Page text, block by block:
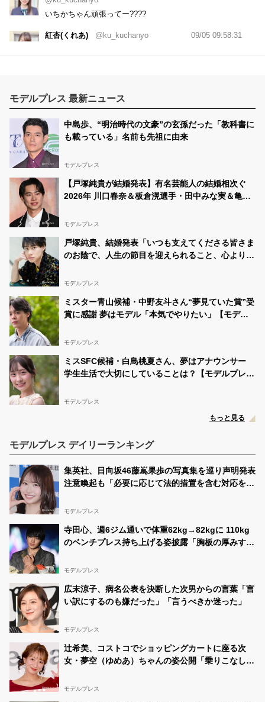
いちかちゃん頑張ってー????
紅杏(くれあ) @ku_kuchanyo
09/05 09:58:31
ナルラウンド】が始まります‼️1位のみがファイナリスト
ト…
紅杏(くれあ) @ku_kuchanyo
09/03 09:33:01
RT @fuunasan1 : ????このツイートをRT+一言添えて引
用RT???? してくださったら嬉しいです❣️ 下のURLから
☺︎プロフ閲覧(30分毎に可) ☺︎投票(1時間毎に可) が出来ま
すので応援よろしくお願いします????
日本A
#拡散希望
紅杏(くれあ)
@ku_kuchanyo
09/03 09:32:58
ふーなちゃん頑張って????
紅杏(くれあ) @ku_kuchanyo
09/01 12:04:47
RT
@moon_ppi
: 【このツイートのリツイー
ト????????????????】 SNS審査スタートしました‼️ 絶
対にファイナリストなります❕ 応援よろしくお願い致し
ます???? #JCミスコン
紅杏(くれあ)
@ku_kuchanyo
08/28 06:21:00
いぶきちゃん頑張って????
紅杏(くれあ)
@ku_kuchanyo
ゆめなちゃん頑張って????
紅杏(くれあ)
中一ミスコンの応援ありがとうございました✨結果は
LINELIVE3位 マイスタ2位でした… 皆さんに支えられて
最後まで頑張れました????‍♀️ 本当にありがとうございま
滋賀県… https://t.co/BtyBdXG2UO
紅杏(くれあ) @ku_kuchanyo
07/18 19:36:53
いよいよ最終枠です！ 20時10分スタート???? 20時54分
になったらコメント、ハートの連打、小口のアイテムス
トップさせてもらいます???? バグ防止の為協力お願いし
ます????
#くれあ #滋賀県 #中一ミスコン #最終
日…
https://t.co/bfLDkystWz
紅杏(くれあ) @ku_kuchanyo
07/18 17:44:57
2021くれコレ無事終わりました????テーマはショッピン
グ✨リゾート✨ユニバ✨ドレス✨ 早着替え楽しかっ
た????#中一ミスコン #中1ミスコン
す https://t.co/nQ9CBC1GFB
紅杏(くれあ)
午前中の配信でロールアイス成功しましたぁーっ！????
✨????✨ 次は14時からファッションショーしまーす♪来
てね???? #中一ミスコン #中1ミスコン #JCミスコン #
くれあ #滋賀県 #LINELIVE #マイスタ #固定ツイー
トRT
https://t.co/klfVVYuUmh
紅杏(くれあ)
モデルプレス 最新ニュース
中島歩、“明治時代の文豪”の玄孫だった「教科書に
も載っている」名前も先祖に由来
モデルプレス
【戸塚純貴が結婚発表】有名芸能人の結婚相次ぐ
2026年 川口春奈＆板倉滉選手・田中みな実＆亀梨
モデルプレス
戸塚純貴、結婚発表「いつも支えてくださる皆さま
のお陰で、人生の節目を迎えられること、心より感
モデルプレス
ミスター青山候補・中野友斗さん“夢見ていた賞”受
賞に感謝 夢はモデル「本気でやりたい」【モデル
モデルプレス
ミスSFC候補・白鳥桃夏さん、夢はアナウンサー
学生生活で大切にしていることは？【モデルプレス
モデルプレス
もっと見る
モデルプレス デイリーランキング
集英社、日向坂46藤嶌果歩の写真集を巡り声明発表
注意喚起も「必要に応じて法的措置を含む対応を検
モデルプレス
寺田心、週6ジム通いで体重62kg→82kgに 110kg
のベンチプレス持ち上げる姿披露「胸板の厚みすご
モデルプレス
広末涼子、病名公表を決断した次男からの言葉「言
い訳にするのも嫌だった」「言うべきか迷った」
モデルプレス
辻希美、コストコでショッピングカートに座る次
女・夢空（ゆめあ）ちゃんの姿公開「乗りこなして
モデルプレス